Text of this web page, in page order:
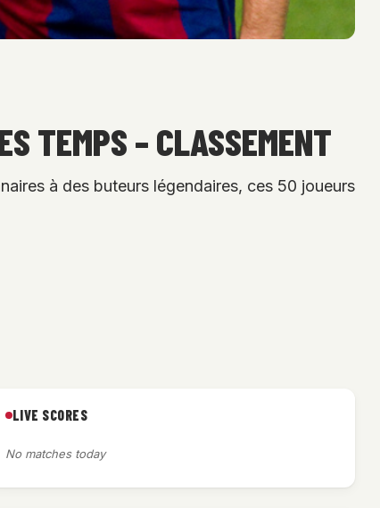
TEMPS – CLASSEMENT
à des buteurs légendaires, ces 50 joueurs
LIVE SCORES
No matches today